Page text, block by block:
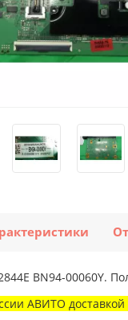
BN94-00060Y.
АВИТО